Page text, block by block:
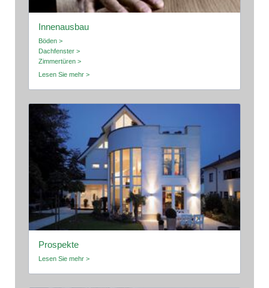
Innenausbau
Böden >
Dachfenster >
Zimmertüren >
Lesen Sie mehr >
Prospekte
Lesen Sie mehr >